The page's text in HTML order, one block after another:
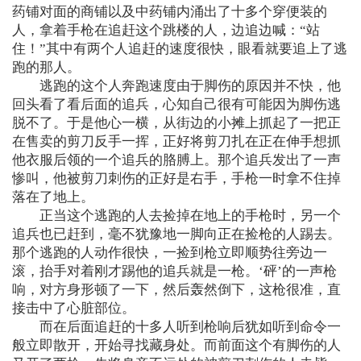
药铺对面的商铺以及中药铺内涌出了十多个穿便装的
人，拿着手枪在追赶这个跳楼的人，边追边喊：“站
住！”其中有两个人追赶的速度很快，眼看就要追上了逃
跑的那人。
逃跑的这个人奔跑速度由于脚伤的原因并不快，他
回头看了看后面的追兵，心知自己很有可能因为脚伤逃
脱不了。于是他心一横，从街边的小摊上抓起了一把正
在售卖的剪刀反手一挥，正好将剪刀扎在正在伸手想抓
他衣服后领的一个追兵的胳膊上。那个追兵发出了一声
惨叫，他被剪刀刺伤的正好是右手，手枪一时拿不住掉
落在了地上。
正当这个逃跑的人去捡掉在地上的手枪时，另一个
追兵也已赶到，毫不犹豫地一脚向正在捡枪的人踢去。
那个逃跑的人动作很快，一捡到枪立即顺势往旁边一
滚，抬手对着刚才踢他的追兵就是一枪。‘砰’的一声枪
响，对方身形顿了一下，然后轰然倒下，这枪很准，直
接击中了心脏部位。
而在后面追赶的十多人听到枪响后犹如听到命令一
般立即散开，开始寻找藏身处。而前面这个有脚伤的人